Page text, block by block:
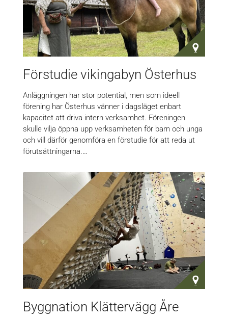
Förstudie vikingabyn Österhus
Anläggningen har stor potential, men som ideell
förening har Österhus vänner i dagsläget enbart
kapacitet att driva intern verksamhet. Föreningen
skulle vilja öppna upp verksamheten för barn och unga
och vill därför genomföra en förstudie för att reda ut
förutsättningarna.…
Byggnation Klättervägg Åre